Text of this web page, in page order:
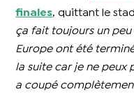
finales, quittant le
ça fait toujours un
Europe ont été
la suite car je ne peux
a coupé